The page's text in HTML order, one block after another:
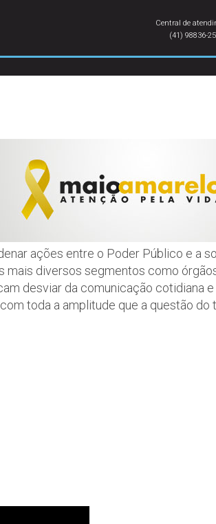
Central de
(41) 98836-
ações entre o Poder Público e a
diversos segmentos como
desviar da comunicação cotidiana
toda a amplitude que a questão do